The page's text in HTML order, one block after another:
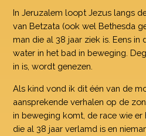
In Jeruzalem loopt Jezus langs
van Betzata (ook wel Bethesda
man die al 38 jaar ziek is. Eens
water in het bad in beweging.
in is, wordt genezen.
Als kind vond ik dit één van de
aansprekende verhalen op de
in beweging komt, de race wie er
die al 38 jaar verlamd is en